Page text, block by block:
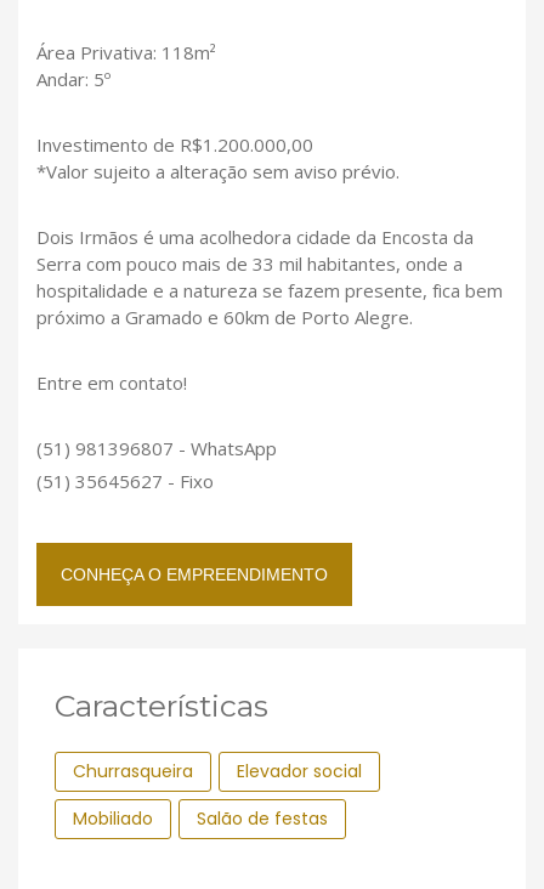
Área Privativa: 118m²
Andar: 5º
Investimento de R$1.200.000,00
*Valor sujeito a alteração sem aviso prévio.
Dois Irmãos é uma acolhedora cidade da Encosta da
Serra com pouco mais de 33 mil habitantes, onde a
hospitalidade e a natureza se fazem presente, fica bem
próximo a Gramado e 60km de Porto Alegre.
Entre em contato!
(51) 981396807 - WhatsApp
(51) 35645627 - Fixo
CONHEÇA O EMPREENDIMENTO
Características
Churrasqueira
Elevador social
Mobiliado
Salão de festas